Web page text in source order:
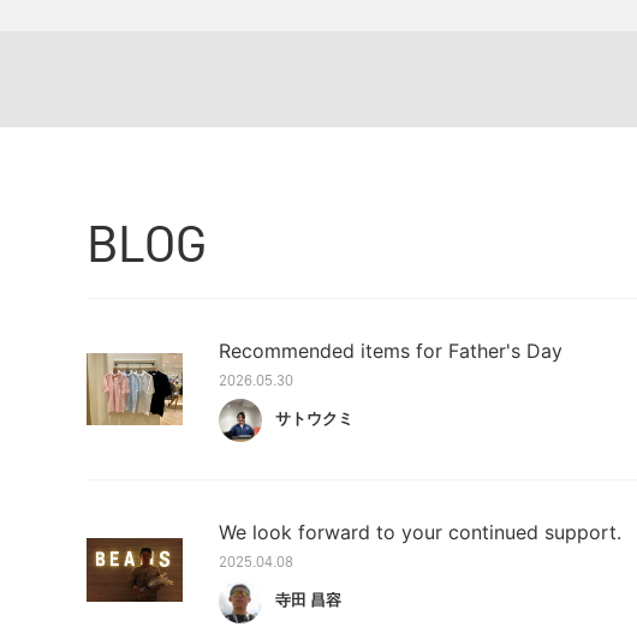
BLOG
Recommended items for Father's Day
2026.05.30
サトウクミ
We look forward to your continued support.
2025.04.08
寺田 昌容